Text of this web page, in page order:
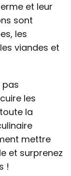
et leur
sont
les
viandes et
pas
les
la
mettre
et surprenez
!